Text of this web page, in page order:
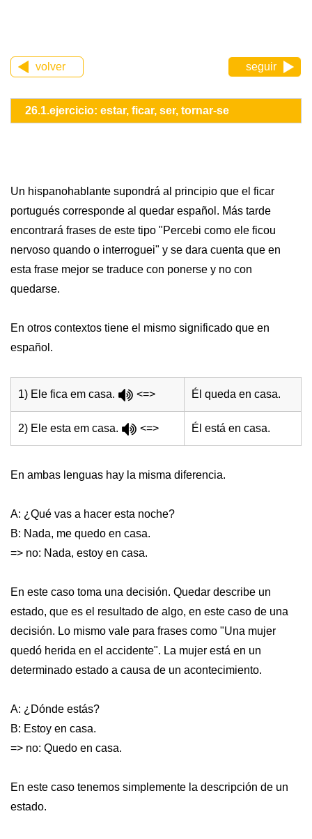
volver seguir
26.1.ejercicio: estar, ficar, ser, tornar-se
Un hispanohablante supondrá al principio que el ficar
portugués corresponde al quedar español. Más tarde
encontrará frases de este tipo "Percebi como ele ficou
nervoso quando o interroguei" y se dara cuenta que en
esta frase mejor se traduce con ponerse y no con
quedarse.
En otros contextos tiene el mismo significado que en
español.
1) Ele fica em casa. <=> Él queda en casa.
2) Ele esta em casa. <=> Él está en casa.
En ambas lenguas hay la misma diferencia.
A: ¿Qué vas a hacer esta noche?
B: Nada, me quedo en casa.
=> no: Nada, estoy en casa.
En este caso toma una decisión. Quedar describe un
estado, que es el resultado de algo, en este caso de una
decisión. Lo mismo vale para frases como "Una mujer
quedó herida en el accidente". La mujer está en un
determinado estado a causa de un acontecimiento.
A: ¿Dónde estás?
B: Estoy en casa.
=> no: Quedo en casa.
En este caso tenemos simplemente la descripción de un
estado.